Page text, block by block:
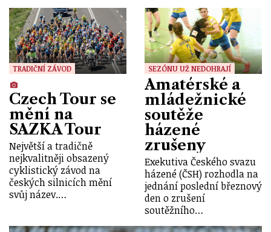
TRADIČNÍ ZÁVOD
Czech Tour se
mění na
SAZKA Tour
Největší a tradičně
nejkvalitněji obsazený
cyklistický závod na
českých silnicích mění
svůj název.…
SEZÓNU UŽ NEDOHRAJÍ
Amatérské a
mládežnické
soutěže
házené
zrušeny
Exekutiva Českého svazu
házené (ČSH) rozhodla na
jednání poslední březnový
den o zrušení
soutěžního…